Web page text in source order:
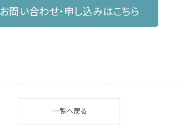
お問い合わせ・申し込みはこちら
一覧へ戻る